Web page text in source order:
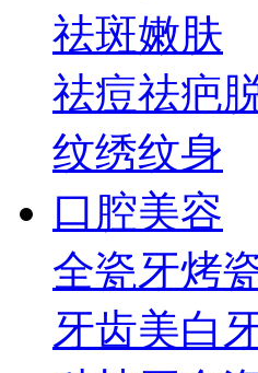
祛斑嫩肤
祛痘祛疤
纹绣纹身
口腔美容
全瓷牙烤
牙齿美白